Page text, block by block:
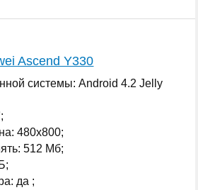
Ascend Y330
системы: Android 4.2 Jelly
480x800;
512 Мб;
да ;